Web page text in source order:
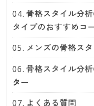
04. 骨格スタイル分
タイプのおすすめコ
05. メンズの骨格ス
06. 骨格スタイル分
ター
07. よくある質問